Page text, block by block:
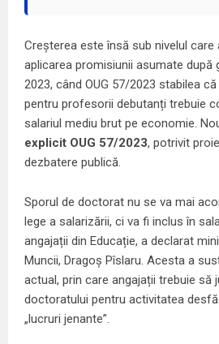
Creșterea este însă sub nivelul care
aplicarea promisiunii asumate după
2023, când OUG 57/2023 stabilea
pentru profesorii debutanți trebuie
salariul mediu brut pe economie.
explicit OUG 57/2023, potrivit
dezbatere publică.
Sporul de doctorat nu se va mai
lege a salarizării, ci va fi inclus în
angajații din Educație, a declarat
Muncii, Dragoș Pîslaru. Acesta a
actual, prin care angajații trebuie să
doctoratului pentru activitatea
„lucruri jenante”.